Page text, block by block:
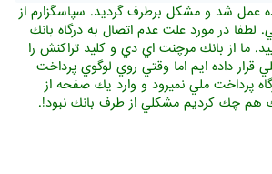
عمل شد و مشكل برطرف گرديد. سپاسگزارم از
لطفا در مورد علت عدم اتصال به درگاه بانك
ما از بانك مرچنت اي دي و كليد تراكنش را
قرار داده ايم اما وقتي روي لوگوي پرداخت
پرداخت ملي نميرود و وارد يك صفحه از
هم چك كرديم مشكلي از طرف بانك نبود!.